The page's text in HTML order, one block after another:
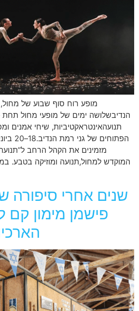
מופע רוח סוף שבוע של
הנדיבשלושה ימים של מופעי מחול
תנועהאינטראקטיביות, שיחי אמנים
מזמינים את הקהל הרחב
המוקדש למחול,תנועה ומוזיקה בטבע.
פישמן מימון קם